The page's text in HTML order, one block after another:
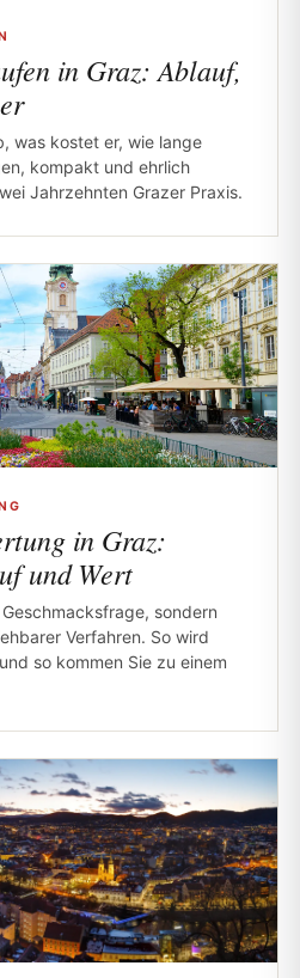
in Graz: Ablauf,
was kostet er, wie lange
kompakt und ehrlich
Jahrzehnten Grazer Praxis.
in Graz:
und Wert
sondern
Verfahren. So wird
so kommen Sie zu einem